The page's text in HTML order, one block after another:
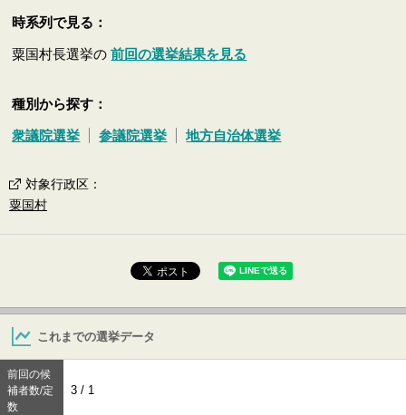
時系列で見る：
粟国村長選挙の前回の選挙結果を見る
種別から探す：
衆議院選挙 参議院選挙 地方自治体選挙
対象行政区 ：
粟国村
これまでの選挙データ
前回の候
補者数/定
数
3 / 1